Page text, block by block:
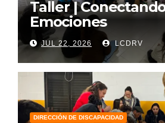
Taller |
Emociones
JUL 22, 2026 LCDRV
DIRECCIÓN DE DISCAPACIDAD